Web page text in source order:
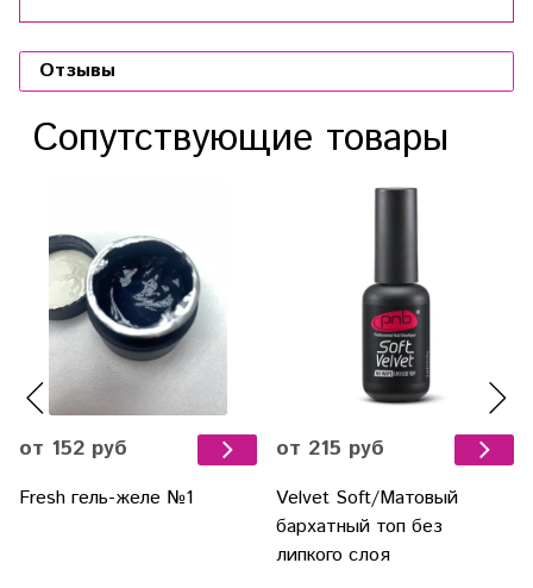
Отзывы
Сопутствующие товары
от 152 руб
Fresh гель-желе №1
от 215 руб
Velvet Soft/Матовый
бархатный топ без
липкого слоя